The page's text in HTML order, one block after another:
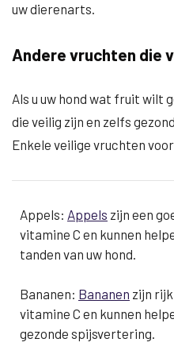
uw dierenarts.
Andere vruchten die
Als u uw hond wat fruit wilt
die veilig zijn en zelfs
Enkele veilige vruchten
Appels: Appels zijn een
vitamine C en kunnen
tanden van uw hond.
Bananen: Bananen zijn
vitamine C en kunnen
gezonde spijsvertering.